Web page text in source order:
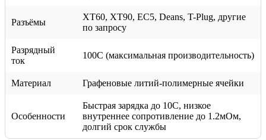
Разъёмы
XT60, XT90, EC5, Deans, T-Plug, другие
по запросу
Разрядный
ток
100C (максимальная производительность)
Материал Графеновые литий-полимерные ячейки
Особенности
Быстрая зарядка до 10C, низкое
внутреннее сопротивление до 1.2мОм,
долгий срок службы